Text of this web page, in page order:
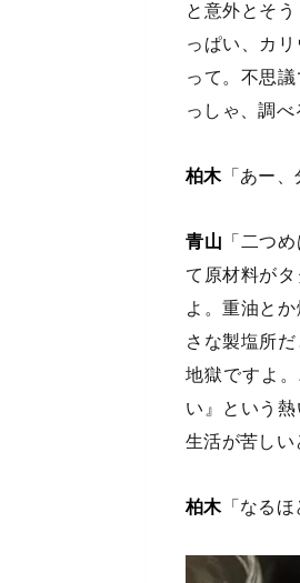
と意外とそ
っぱい、カ
って。不思
っしゃ、調べ
柏木「あー、
青山 「二つ
て原材料が
よ。重油と
さな製塩所
地獄ですよ
い』という
生活が苦しい
柏木「なるほ